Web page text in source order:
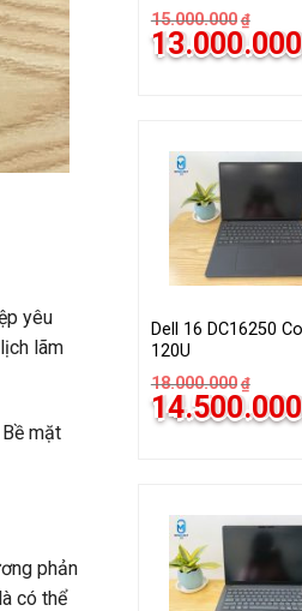
15.000.000 ₫
13.000.000
Dell 16 DC16250
120U
18.000.000 ₫
14.500.000
yêu
lãm
mặt
phản
có thể